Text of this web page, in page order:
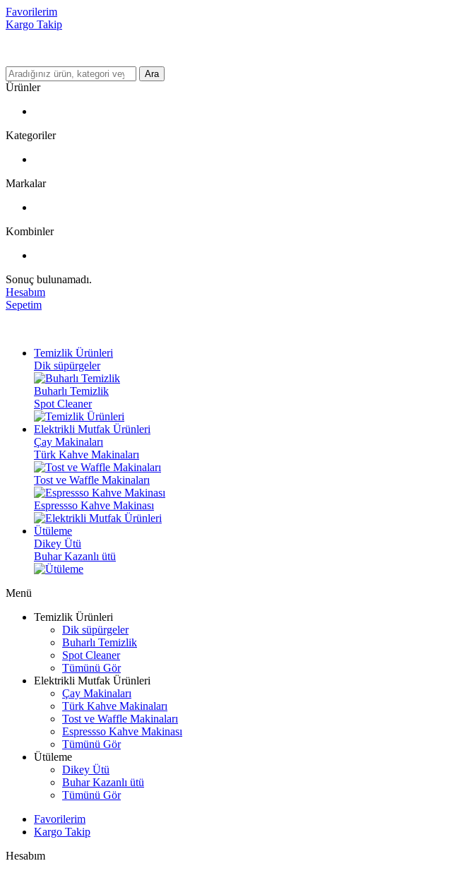
Favorilerim
Kargo Takip
Ara
Ürünler
Kategoriler
Markalar
Kombinler
Sonuç bulunamadı.
Hesabım
Sepetim
Temizlik Ürünleri
Dik süpürgeler
Buharlı Temizlik
Spot Cleaner
Elektrikli Mutfak Ürünleri
Çay Makinaları
Türk Kahve Makinaları
Tost ve Waffle Makinaları
Espressso Kahve Makinası
Ütüleme
Dikey Ütü
Buhar Kazanlı ütü
Menü
Temizlik Ürünleri
Dik süpürgeler
Buharlı Temizlik
Spot Cleaner
Tümünü Gör
Elektrikli Mutfak Ürünleri
Çay Makinaları
Türk Kahve Makinaları
Tost ve Waffle Makinaları
Espressso Kahve Makinası
Tümünü Gör
Ütüleme
Dikey Ütü
Buhar Kazanlı ütü
Tümünü Gör
Favorilerim
Kargo Takip
Hesabım